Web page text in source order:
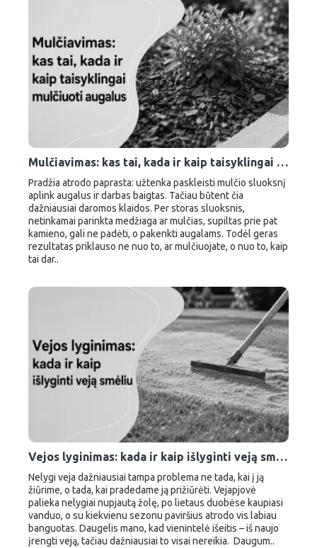
Mulčiavimas: kas tai, kada ir kaip taisyklingai mulčiuoti augalus
Pradžia atrodo paprasta: užtenka paskleisti mulčio sluoksnį
aplink augalus ir darbas baigtas. Tačiau būtent čia
dažniausiai daromos klaidos. Per storas sluoksnis,
netinkamai parinkta medžiaga ar mulčias, supiltas prie pat
kamieno, gali ne padėti, o pakenkti augalams. Todėl geras
rezultatas priklauso ne nuo to, ar mulčiuojate, o nuo to, kaip
tai dar..
Vejos lyginimas: kada ir kaip išlyginti veją smėliu
Nelygi veja dažniausiai tampa problema ne tada, kai į ją
žiūrime, o tada, kai pradedame ją prižiūrėti. Vejapjovė
palieka nelygiai nupjautą žolę, po lietaus duobėse kaupiasi
vanduo, o su kiekvienu sezonu paviršius atrodo vis labiau
banguotas. Daugelis mano, kad vienintelė išeitis – iš naujo
įrengti veją, tačiau dažniausiai to visai nereikia. Daugum..